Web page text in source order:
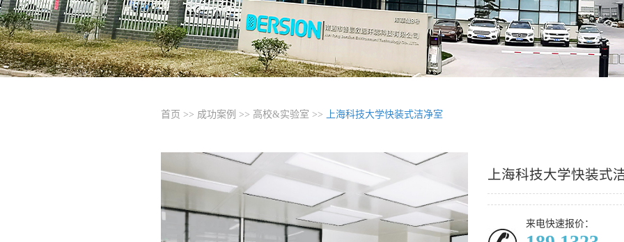
首页 >> 成功案例 >> 高校&实验室 >> 上海科技大学快装式洁净室
上海科技大学快装式
来电快速报价：